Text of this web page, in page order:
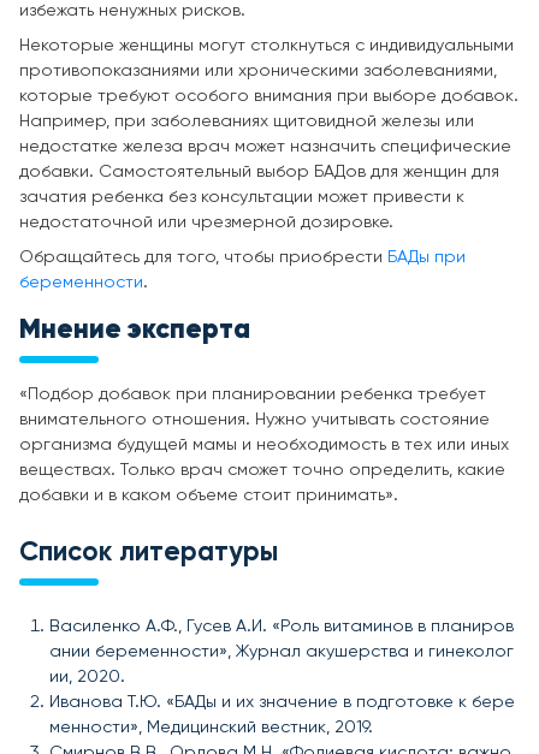
избежать ненужных рисков.
Некоторые женщины могут столкнуться с индивидуальными
противопоказаниями или хроническими заболеваниями,
которые требуют особого внимания при выборе добавок.
Например, при заболеваниях щитовидной железы или
недостатке железа врач может назначить специфические
добавки. Самостоятельный выбор БАДов для женщин для
зачатия ребенка без консультации может привести к
недостаточной или чрезмерной дозировке.
Обращайтесь для того, чтобы приобрести БАДы при
беременности.
Мнение эксперта
«Подбор добавок при планировании ребенка требует
внимательного отношения. Нужно учитывать состояние
организма будущей мамы и необходимость в тех или иных
веществах. Только врач сможет точно определить, какие
добавки и в каком объеме стоит принимать».
Список литературы
Василенко А.Ф., Гусев А.И. «Роль витаминов в планиров
ании беременности», Журнал акушерства и гинеколог
ии, 2020.
Иванова Т.Ю. «БАДы и их значение в подготовке к бере
менности», Медицинский вестник, 2019.